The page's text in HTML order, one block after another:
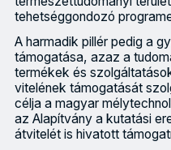
tehetséggondozó
A harmadik pillér pedig a
támogatása, azaz a
termékek és
vitelének támogatását
célja a magyar
az Alapítvány a kutatási
átvitelét is hivatott